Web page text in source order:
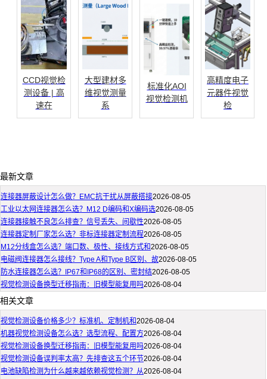
CCD视觉检
测设备 | 高
速在
大型建材多
维视觉测量
系
标准化AOI
视觉检测机
高精度电子
元器件视觉
检
最新文章
连接器屏蔽设计怎么做？EMC抗干扰从屏蔽搭接2026-08-05
工业以太网连接器怎么选？M12 D编码和X编码选2026-08-05
连接器接触不良怎么排查？信号丢失、间歇性2026-08-05
连接器定制厂家怎么选？非标连接器定制流程2026-08-05
M12分线盒怎么选？端口数、极性、接线方式和2026-08-05
电磁阀连接器怎么接线？Type A和Type B区别、故2026-08-05
防水连接器怎么选？IP67和IP68的区别、密封结2026-08-05
视觉检测设备换型迁移指南：旧模型能复用吗2026-08-04
相关文章
视觉检测设备价格多少？标准机、定制机和2026-08-04
机器视觉检测设备怎么选？选型流程、配置方2026-08-04
视觉检测设备换型迁移指南：旧模型能复用吗2026-08-04
视觉检测设备误判率太高？先排查这五个环节2026-08-04
电池缺陷检测为什么越来越依赖视觉检测？从2026-08-04